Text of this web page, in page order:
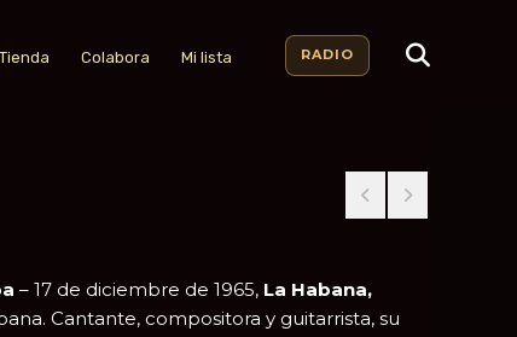
Tienda Colabora Mi lista RADIO
– 17 de diciembre de 1965, La Habana,
Cantante, compositora y guitarrista, su